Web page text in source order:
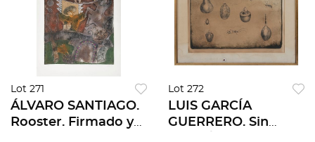
Lot 271
ÁLVARO SANTIAGO.
Rooster. Firmado y
Lot 272
LUIS GARCÍA
GUERRERO. Sin